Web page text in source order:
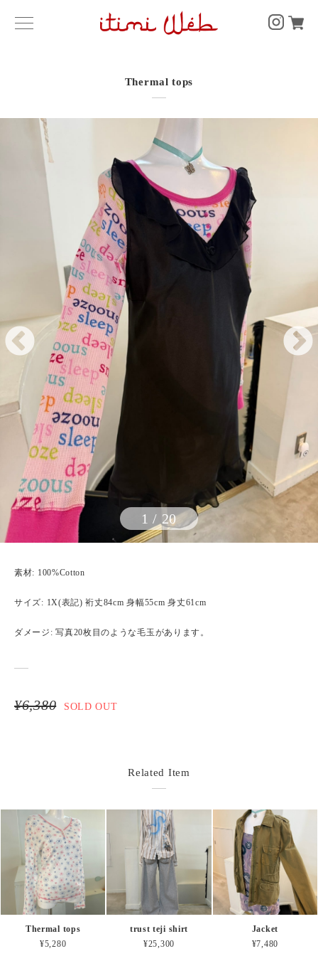
Thermal tops
1 / 20
素材: 100%Cotton
サイズ: 1X(表記) 裄丈84cm 身幅55cm 身丈61cm
ダメージ: 写真20枚目のような毛玉があります。
¥6,380 SOLD OUT
Related Item
Thermal tops
¥5,280
trust teji shirt
¥25,300
Jacket
¥7,480